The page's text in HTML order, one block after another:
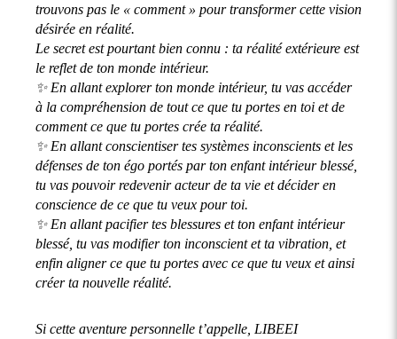
trouvons pas le « comment » pour transformer cette vision
désirée en réalité.
Le secret est pourtant bien connu : ta réalité extérieure est
le reflet de ton monde intérieur.
✨ En allant explorer ton monde intérieur, tu vas accéder
à la compréhension de tout ce que tu portes en toi et de
comment ce que tu portes crée ta réalité.
✨ En allant conscientiser tes systèmes inconscients et les
défenses de ton égo portés par ton enfant intérieur blessé,
tu vas pouvoir redevenir acteur de ta vie et décider en
conscience de ce que tu veux pour toi.
✨ En allant pacifier tes blessures et ton enfant intérieur
blessé, tu vas modifier ton inconscient et ta vibration, et
enfin aligner ce que tu portes avec ce que tu veux et ainsi
créer ta nouvelle réalité.
Si cette aventure personnelle t’appelle, LIBEEI